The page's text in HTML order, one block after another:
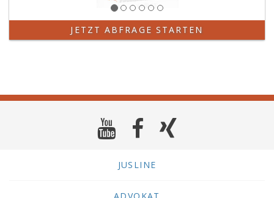
JETZT ABFRAGE STARTEN
JUSLINE